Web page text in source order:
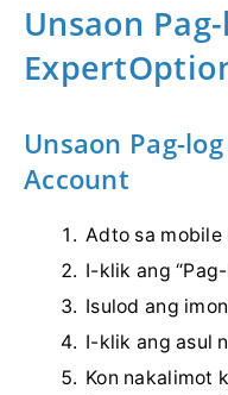
Unsaon
Unsaon Pag-
Account
Adto sa
I-klik ang “Pag-
Isulod ang
I-klik ang asul
Kon nakalimot